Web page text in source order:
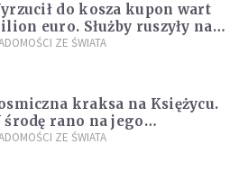
do kosza kupon wart
euro. Służby ruszyły na
ZE ŚWIATA
kraksa na Księżycu.
środę rano na jego
dojdzie do
ZE ŚWIATA